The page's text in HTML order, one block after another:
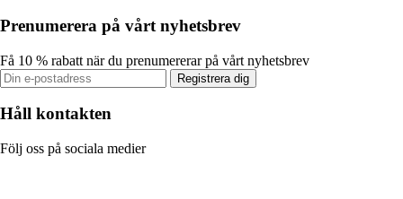
Prenumerera på vårt nyhetsbrev
Få 10 % rabatt när du prenumererar på vårt nyhetsbrev
Registrera dig
Håll kontakten
Följ oss på sociala medier